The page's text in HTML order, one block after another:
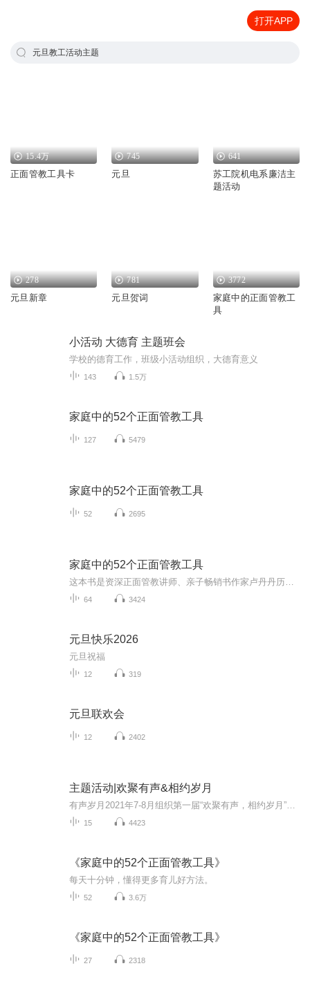
打开APP
元旦教工活动主题
15.4万
正面管教工具卡
745
元旦
641
苏工院机电系廉洁主
题活动
278
元旦新章
781
元旦贺词
3772
家庭中的正面管教工
具
小活动 大德育 主题班会
学校的德育工作，班级小活动组织，大德育意义
143 1.5万
家庭中的52个正面管教工具
127 5479
家庭中的52个正面管教工具
52 2695
家庭中的52个正面管教工具
64 3424
元旦快乐2026
元旦祝福
12 319
元旦联欢会
12 2402
主题活动|欢聚有声&相约岁月
15 4423
《家庭中的52个正面管教工具》
每天十分钟，懂得更多育儿好方法。
52 3.6万
《家庭中的52个正面管教工具》
27 2318